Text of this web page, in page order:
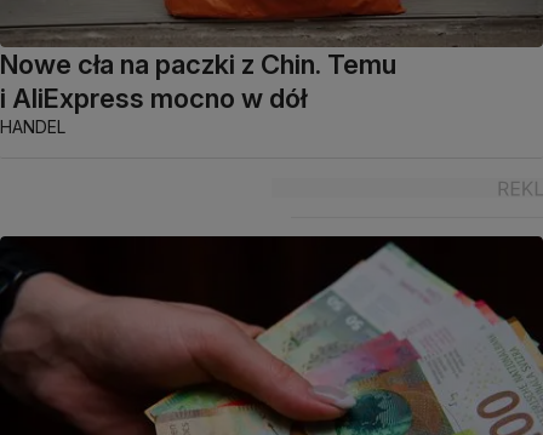
Nowe cła na paczki z Chin. Temu
i AliExpress mocno w dół
HANDEL